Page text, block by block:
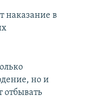
наказание в
но и
отбывать